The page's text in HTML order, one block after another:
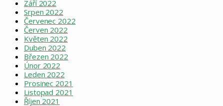
Září 2022
Srpen 2022
Červenec 2022
Červen 2022
Květen 2022
Duben 2022
Březen 2022
Únor 2022
Leden 2022
Prosinec 2021
Listopad 2021
Říjen 2021